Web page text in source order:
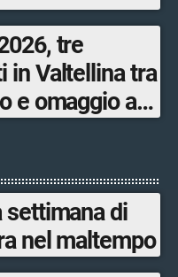
tre
in Valtellina tra
e omaggio a
settimana di
nel maltempo